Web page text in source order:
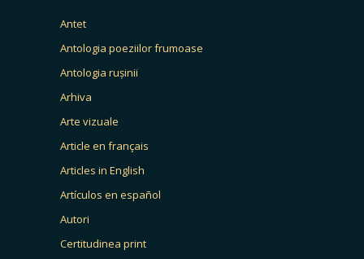
Antet
Antologia poeziilor frumoase
Antologia rușinii
Arhiva
Arte vizuale
Article en français
Articles in English
Artículos en español
Autori
Certitudinea print